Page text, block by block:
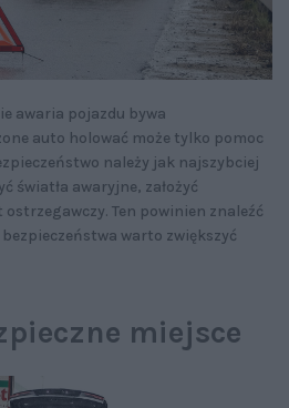
awaria pojazdu bywa
auto holować może tylko pomoc
należy jak najszybciej
światła awaryjne, założyć
Ten powinien znaleźć
warto zwiększyć
miejsce